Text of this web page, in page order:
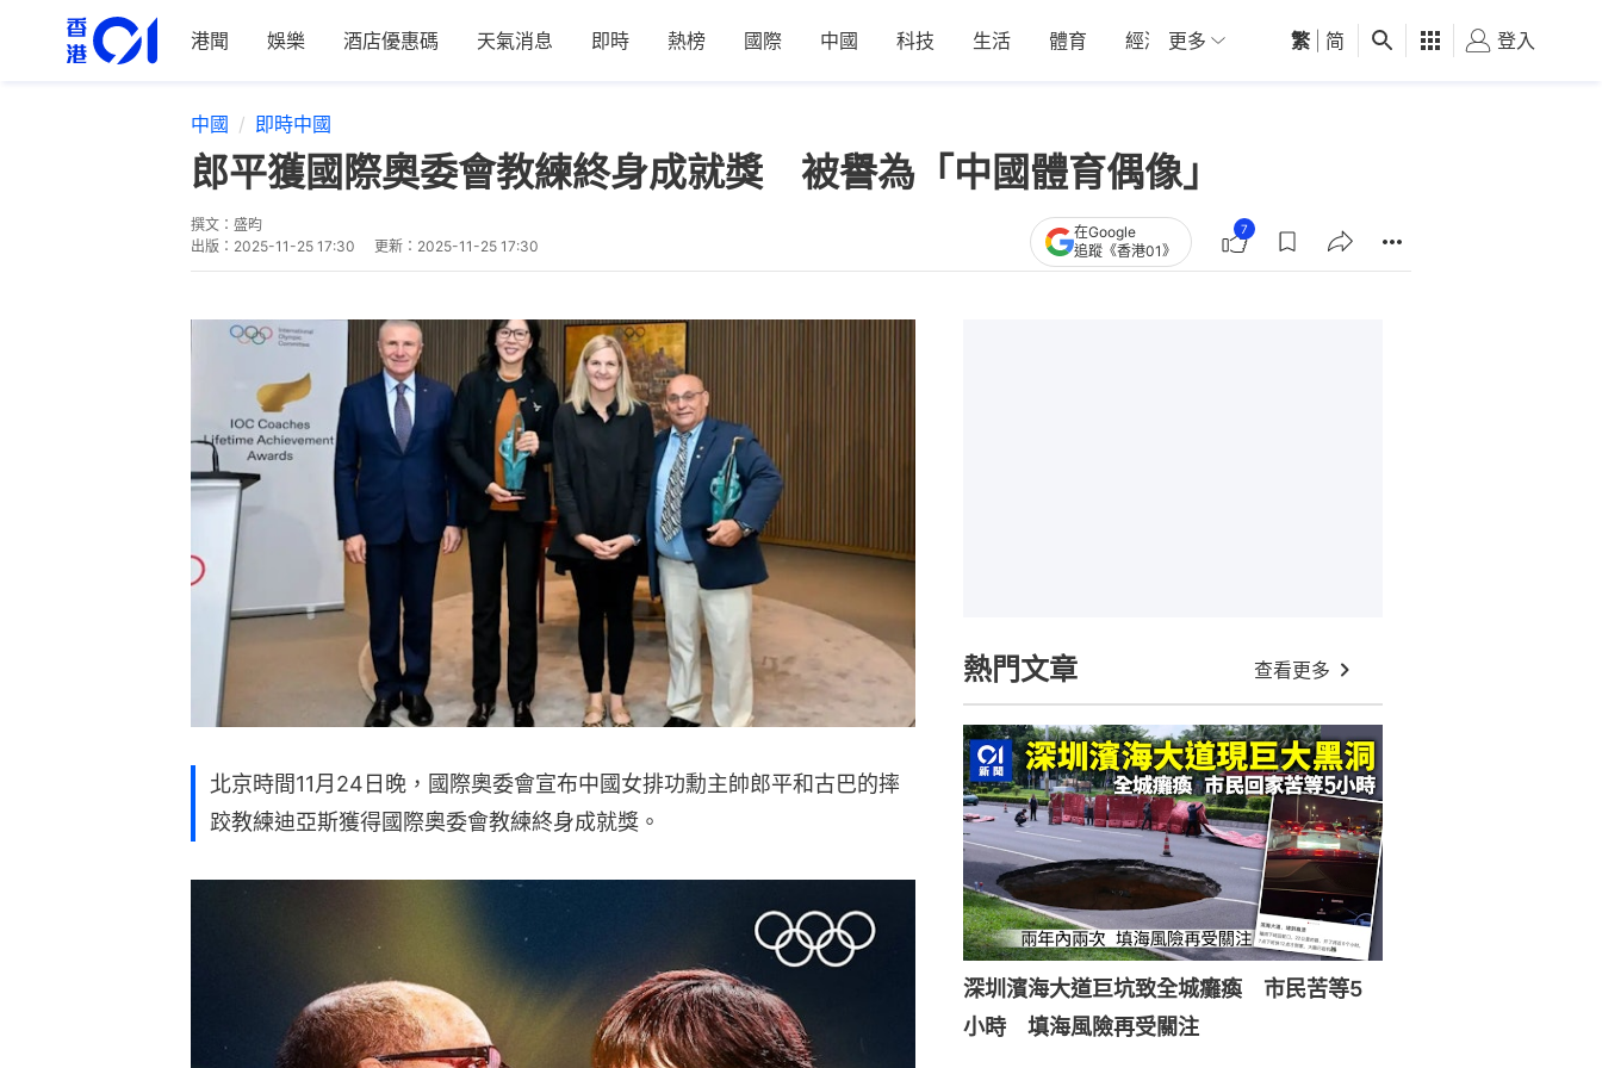
港聞 娛樂 酒店優惠碼 天氣消息 即時 熱榜 國際 中國 科技 生活 體育 經濟 01深圳 觀點 健康 好食玩飛
更多 繁 简 登入
中國 即時中國
郎平獲國際奧委會教練終身成就獎 被譽為「中國體育偶像」
撰文： 盛昀
出版： 2025-11-25 17:30 更新： 2025-11-25 17:30
在Google
追蹤《香港01》
7
北京時間11月24日晚，國際奧委會宣布中國女排功勳主帥郎平和古巴的摔
跤教練迪亞斯獲得國際奧委會教練終身成就獎。
熱門文章 查看更多
深圳濱海大道巨坑致全城癱瘓 市民苦等5
小時 填海風險再受關注